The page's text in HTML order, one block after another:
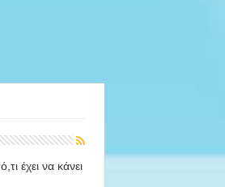
έχει να κάνει